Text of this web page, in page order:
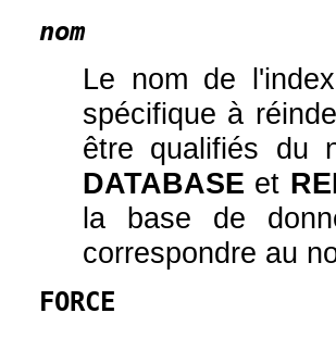
nom
Le nom de
spécifique à
être qualifiés du
DATABASE et
la base de
correspondre au
FORCE